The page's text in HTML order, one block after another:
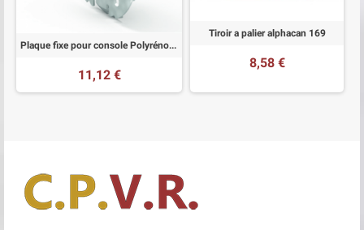
Plaque fixe pour console Polyréno 150 avec palier D18
11,12 €
Tiroir a palier alphacan 169
8,58 €